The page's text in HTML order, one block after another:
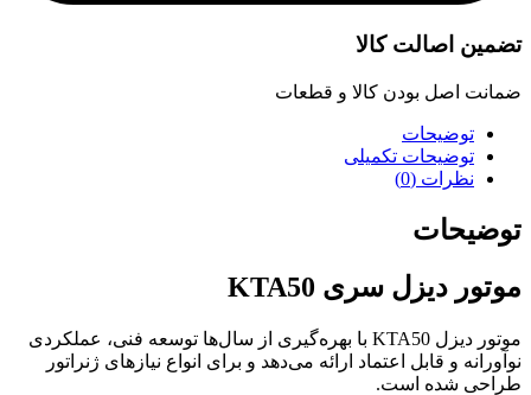
تضمین اصالت کالا
ضمانت اصل بودن کالا و قطعات
توضیحات
توضیحات تکمیلی
نظرات (0)
توضیحات
موتور دیزل سری KTA50
موتور دیزل KTA50 با بهره‌گیری از سال‌ها توسعه فنی، عملکردی
نوآورانه و قابل اعتماد ارائه می‌دهد و برای انواع نیازهای ژنراتور
طراحی شده است.